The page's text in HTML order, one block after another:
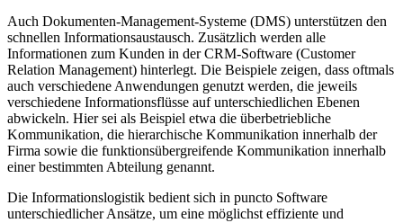
Auch Dokumenten-Management-Systeme (DMS) unterstützen den
schnellen Informationsaustausch. Zusätzlich werden alle
Informationen zum Kunden in der CRM-Software (Customer
Relation Management) hinterlegt. Die Beispiele zeigen, dass oftmals
auch verschiedene Anwendungen genutzt werden, die jeweils
verschiedene Informationsflüsse auf unterschiedlichen Ebenen
abwickeln. Hier sei als Beispiel etwa die überbetriebliche
Kommunikation, die hierarchische Kommunikation innerhalb der
Firma sowie die funktionsübergreifende Kommunikation innerhalb
einer bestimmten Abteilung genannt.
Die Informationslogistik bedient sich in puncto Software
unterschiedlicher Ansätze, um eine möglichst effiziente und